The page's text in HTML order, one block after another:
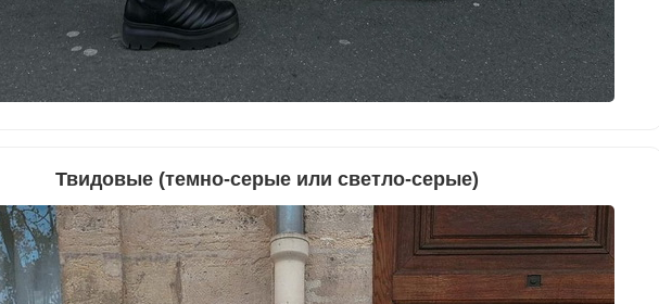
Твидовые (темно-серые или светло-серые)